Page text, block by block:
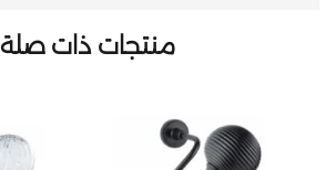
منتجات ذات صلة